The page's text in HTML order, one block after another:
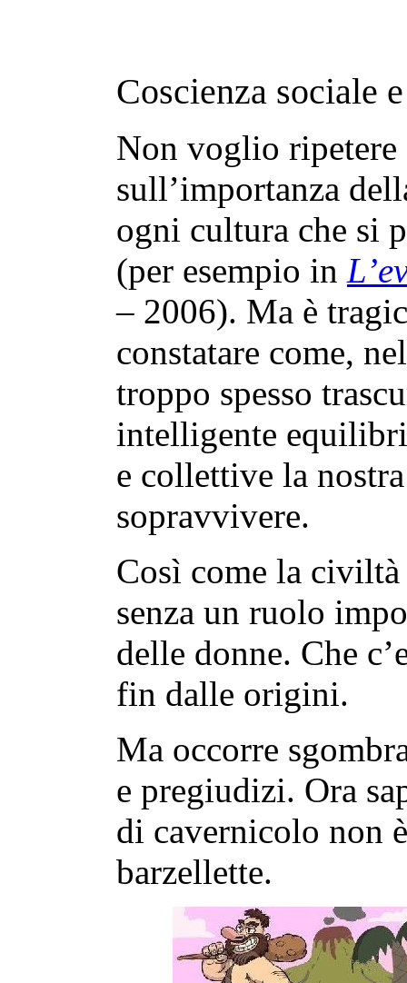
Coscienza sociale
Non voglio
sull’importanza
ogni cultura che si
(per esempio in
– 2006). Ma è
constatare come,
troppo spesso
intelligente
e collettive la
sopravvivere.
Così come la
senza un ruolo
delle donne. Che
fin dalle origini.
Ma occorre
e pregiudizi. Ora
di cavernicolo non
barzellette.